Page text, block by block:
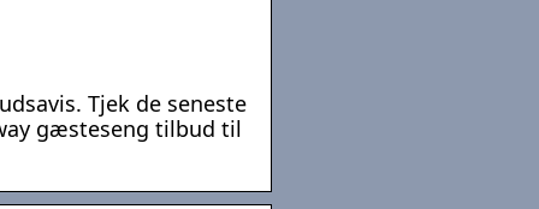
Tjek de seneste
gæsteseng tilbud til